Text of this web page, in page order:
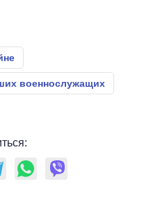
военнослужащих